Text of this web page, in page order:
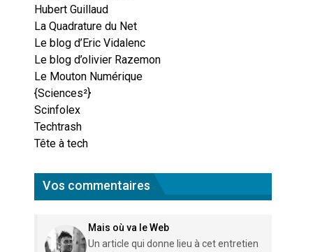
Hubert Guillaud
La Quadrature du Net
Le blog d’Eric Vidalenc
Le blog d’olivier Razemon
Le Mouton Numérique
{Sciences²}
Scinfolex
Techtrash
Tête à tech
Vos commentaires
Mais où va le Web
Un article qui donne lieu à cet entretien